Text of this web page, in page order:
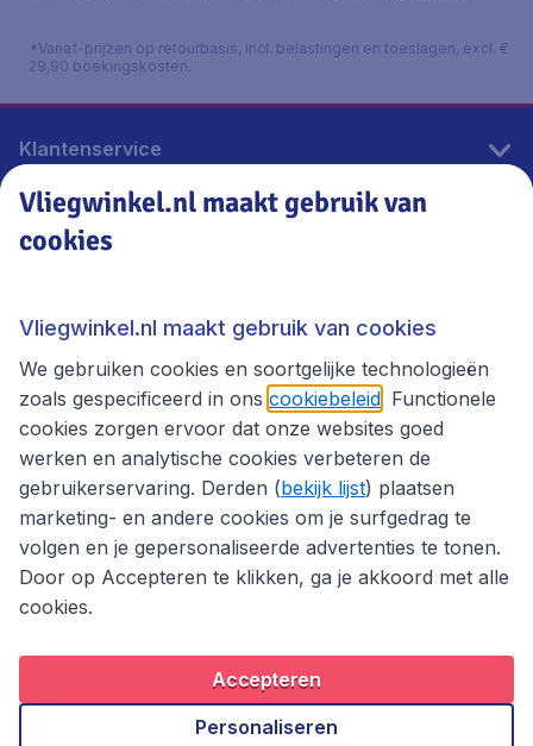
*Vanaf-prijzen op retourbasis, incl. belastingen en toeslagen, excl. €
29,90 boekingskosten.
Klantenservice
Vliegwinkel.nl
Thema's
Privacybeleid
Copyright © 2026
Vliegwinkel.nl maakt gebruik van
cookies
Vliegwinkel.nl maakt gebruik van cookies
We gebruiken cookies en soortgelijke technologieën
zoals gespecificeerd in ons cookiebeleid . Functionele
cookies zorgen ervoor dat onze websites goed
werken en analytische cookies verbeteren de
gebruikerservaring. Derden (bekijk lijst) plaatsen
marketing- en andere cookies om je surfgedrag te
volgen en je gepersonaliseerde advertenties te tonen.
Door op Accepteren te klikken, ga je akkoord met alle
cookies.
Accepteren
Personaliseren